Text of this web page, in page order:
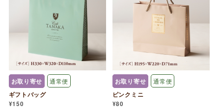
お取り寄せ 通常便
ギフトバッグ
¥150
お取り寄せ 通常便
ピンクミニ
¥80